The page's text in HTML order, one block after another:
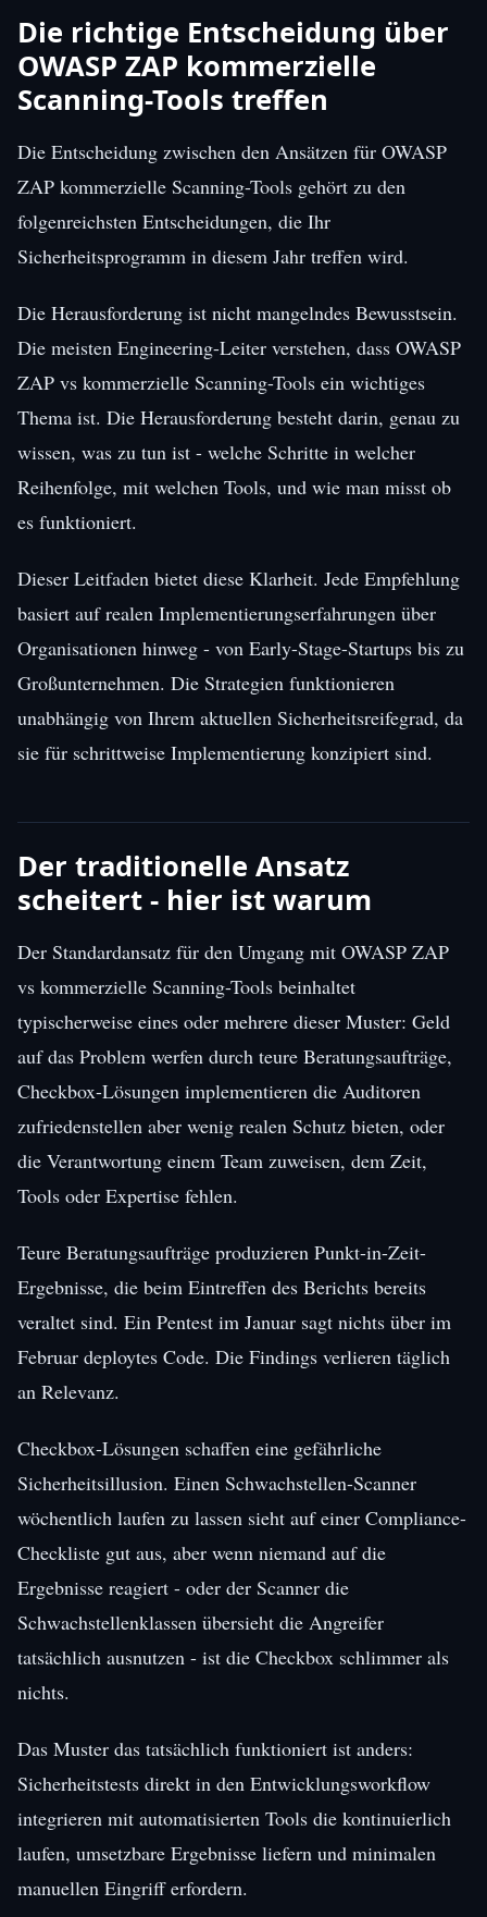
Die richtige Entscheidung über
OWASP ZAP kommerzielle
Scanning-Tools treffen
Die Entscheidung zwischen den Ansätzen für OWASP
ZAP kommerzielle Scanning-Tools gehört zu den
folgenreichsten Entscheidungen, die Ihr
Sicherheitsprogramm in diesem Jahr treffen wird.
Die Herausforderung ist nicht mangelndes Bewusstsein.
Die meisten Engineering-Leiter verstehen, dass OWASP
ZAP vs kommerzielle Scanning-Tools ein wichtiges
Thema ist. Die Herausforderung besteht darin, genau zu
wissen, was zu tun ist - welche Schritte in welcher
Reihenfolge, mit welchen Tools, und wie man misst ob
es funktioniert.
Dieser Leitfaden bietet diese Klarheit. Jede Empfehlung
basiert auf realen Implementierungserfahrungen über
Organisationen hinweg - von Early-Stage-Startups bis zu
Großunternehmen. Die Strategien funktionieren
unabhängig von Ihrem aktuellen Sicherheitsreifegrad, da
sie für schrittweise Implementierung konzipiert sind.
Der traditionelle Ansatz
scheitert - hier ist warum
Der Standardansatz für den Umgang mit OWASP ZAP
vs kommerzielle Scanning-Tools beinhaltet
typischerweise eines oder mehrere dieser Muster: Geld
auf das Problem werfen durch teure Beratungsaufträge,
Checkbox-Lösungen implementieren die Auditoren
zufriedenstellen aber wenig realen Schutz bieten, oder
die Verantwortung einem Team zuweisen, dem Zeit,
Tools oder Expertise fehlen.
Teure Beratungsaufträge produzieren Punkt-in-Zeit-
Ergebnisse, die beim Eintreffen des Berichts bereits
veraltet sind. Ein Pentest im Januar sagt nichts über im
Februar deploytes Code. Die Findings verlieren täglich
an Relevanz.
Checkbox-Lösungen schaffen eine gefährliche
Sicherheitsillusion. Einen Schwachstellen-Scanner
wöchentlich laufen zu lassen sieht auf einer Compliance-
Checkliste gut aus, aber wenn niemand auf die
Ergebnisse reagiert - oder der Scanner die
Schwachstellenklassen übersieht die Angreifer
tatsächlich ausnutzen - ist die Checkbox schlimmer als
nichts.
Das Muster das tatsächlich funktioniert ist anders:
Sicherheitstests direkt in den Entwicklungsworkflow
integrieren mit automatisierten Tools die kontinuierlich
laufen, umsetzbare Ergebnisse liefern und minimalen
manuellen Eingriff erfordern.